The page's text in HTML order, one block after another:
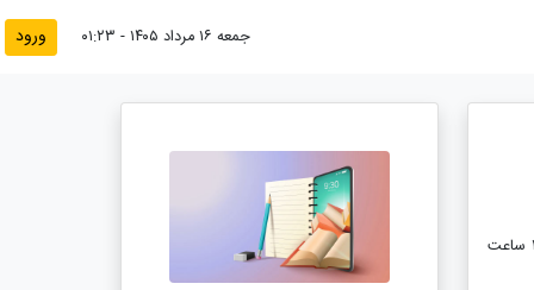
جمعه ۱۶ مرداد ۱۴۰۵ - ۰۱:۲۳ ورود
به اطلاع کلیه دانشجویان محترم مراکز و واحدها می رساند آزمون درس تفسیر موضوعی نهج البلاغه طبق کارت آزمون صرفا در تاریخ و ساعت (۱۴۰۵/۳/۲۳ ساعت